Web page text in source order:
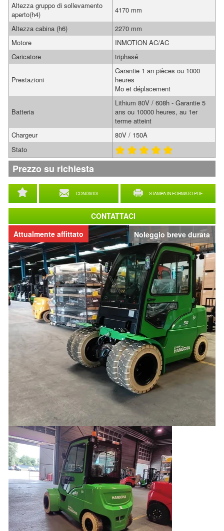
Noleggio breve durata
Attualmente affittato
CONDIVIDI STAMPA IN FORMATO PDF
Altezza gruppo di sollevamento
aperto(h4)
4170 mm
Altezza cabina (h6)
2270 mm
Motore
INMOTION AC/AC
Caricatore
triphasé
Prestazioni
Garantie 1 an pièces ou 1000
heures
Mo et déplacement
Batteria
Lithium 80V / 608h - Garantie 5
ans ou 10000 heures, au 1er
terme atteint
Chargeur
80V / 150A
Stato
Prezzo su richiesta
CONTATTACI